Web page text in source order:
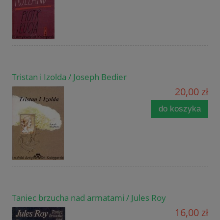
Tristan i Izolda / Joseph Bedier
20,00 zł
do koszyka
Taniec brzucha nad armatami / Jules Roy
16,00 zł